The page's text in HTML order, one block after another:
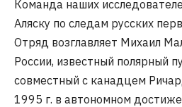
Команда наших
Аляску по следам русских
Отряд возглавляет Михаил
России, известный полярный
совместный с канадцем
1995 г. в автономном